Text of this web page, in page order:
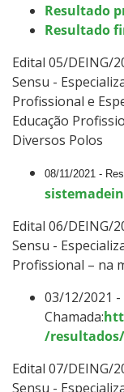
Resultado
Resultado
Edital 05/DEING/
Sensu -
Profissional e
Educação
Diversos Polos
08/11/2021 -
Edital 06/DEING/
Sensu -
Profissional – na
03/12/2021
Chamada:
/resultados/
Edital 07/DEING/
Sensu -